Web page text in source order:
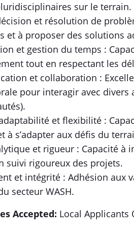
sur le terrain.
et résolution de
et à proposer des solutions
et gestion du temps :
tout en respectant les
et collaboration :
pour interagir avec
et flexibilité :
à s’adapter aux défis du
et rigueur : Capacité à
suivi rigoureux des projets.
et intégrité : Adhésion aux
secteur WASH.
Accepted: Local Applicants